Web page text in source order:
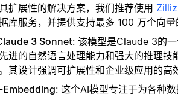
扩展性的解决方案，我们推荐使用
库服务，并提供支持最多 100 万个向
3 Sonnet: 该模型是Claude 3的
进的自然语言处理能力和强大的推理
其设计强调可扩展性和企业级应用的高
Embedding: 这个AI模型专注于为各种